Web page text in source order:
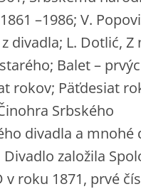
–1986; V.
divadla; L. Dotlić, Z
Balet –
rokov; Päťdesiat
Srbského
divadla a mnohé
Divadlo založila
v roku 1871, prvé